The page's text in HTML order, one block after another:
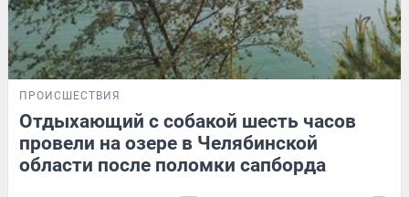
ПРОИСШЕСТВИЯ
Отдыхающий с собакой шесть часов
провели на озере в Челябинской
области после поломки сапборда